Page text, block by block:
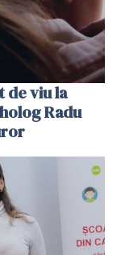
de viu la
Radu